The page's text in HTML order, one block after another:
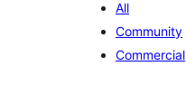
All
Community
Commercial